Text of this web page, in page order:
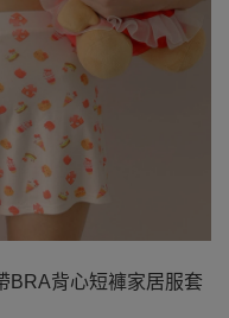
BRA背心短褲家居服套